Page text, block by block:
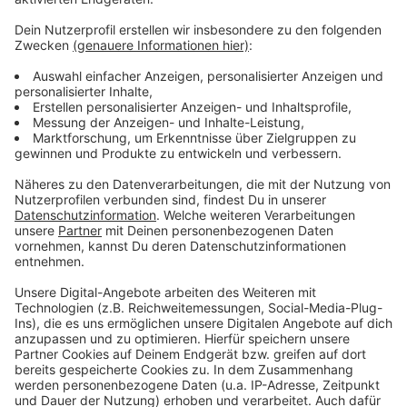
Der Sommer hat dieses Jahr lange auf sich warten
lassen. Aber der Spätsommer wird heiß, heißer,
Schröder! Schon zum Jahresanfang hat uns Atze mit
dem Kaltstart 24 begleitet und jetzt will er uns gut
gelaunt bis in den Herbst bringen. Atzes Mantra für ein
glückliches Leben: "Lass' mich mal machen." Also volle
Kraft voraus und viel Spaß bei Atze Schröders
Kaltstart 24.
Anzeige
Anzeige